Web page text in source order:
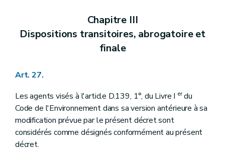
Chapitre III
Dispositions transitoires, abrogatoire et
finale
Art. 27.
Les agents visés à l'article D.139, 1°, du Livre I erdu
Code de l'Environnement dans sa version antérieure à sa
modification prévue par le présent décret sont
considérés comme désignés conformément au présent
décret.